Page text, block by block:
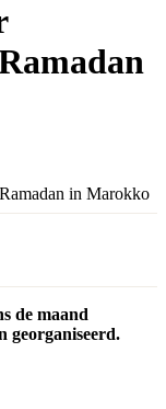
de maand
georganiseerd.